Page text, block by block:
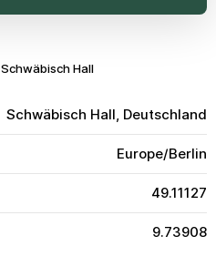
Schwäbisch Hall
Schwäbisch Hall, Deutschland
Europe/Berlin
49.11127
9.73908